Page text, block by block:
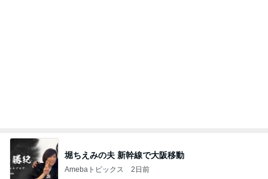
堀ちえみの夫 新幹線で大阪移動
Amebaトピックス 2日前